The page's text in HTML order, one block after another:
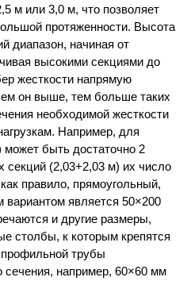
м или 3,0 м, что позволяет
протяженности. Высота
диапазон, начиная от
высокими секциями до
жесткости напрямую
он выше, тем больше таких
необходимой жесткости
Например, для
может быть достаточно 2
секций (2,03+2,03 м) их число
правило, прямоугольный,
вариантом является 50×200
и другие размеры,
столбы, к которым крепятся
профильной трубы
сечения, например, 60×60 мм